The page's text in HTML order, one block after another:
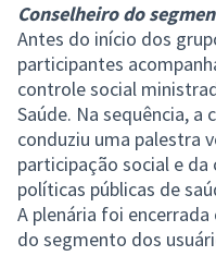
Conselheiro do
Antes do início dos
participantes
controle social
Saúde. Na sequência, a
conduziu uma palestra
participação social e
políticas públicas de
A plenária foi
do segmento dos